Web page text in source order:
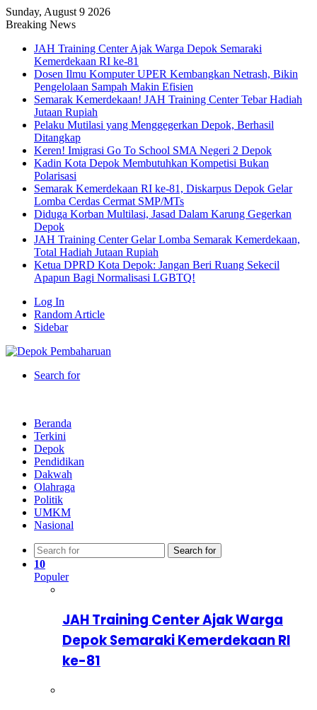
Sunday, August 9 2026
Breaking News
JAH Training Center Ajak Warga Depok Semaraki
Kemerdekaan RI ke-81
Dosen Ilmu Komputer UPER Kembangkan Netrash, Bikin
Pengelolaan Sampah Makin Efisien
Semarak Kemerdekaan! JAH Training Center Tebar Hadiah
Jutaan Rupiah
Pelaku Mutilasi yang Menggegerkan Depok, Berhasil
Ditangkap
Keren! Imigrasi Go To School SMA Negeri 2 Depok
Kadin Kota Depok Membutuhkan Kompetisi Bukan
Polarisasi
Semarak Kemerdekaan RI ke-81, Diskarpus Depok Gelar
Lomba Cerdas Cermat SMP/MTs
Diduga Korban Multilasi, Jasad Dalam Karung Gegerkan
Depok
JAH Training Center Gelar Lomba Semarak Kemerdekaan,
Total Hadiah Jutaan Rupiah
Ketua DPRD Kota Depok: Jangan Beri Ruang Sekecil
Apapun Bagi Normalisasi LGBTQ!
Log In
Random Article
Sidebar
Search for
Beranda
Terkini
Depok
Pendidikan
Dakwah
Olahraga
Politik
UMKM
Nasional
Search for
10
Populer
JAH Training Center Ajak Warga
Depok Semaraki Kemerdekaan RI
ke-81